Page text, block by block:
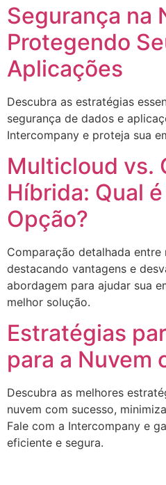
Segurança na
Protegendo
Aplicações
Descubra as estratégias
segurança de dados e
Intercompany e proteja sua
Multicloud vs.
Híbrida: Qual
Opção?
Comparação detalhada
destacando vantagens e
abordagem para ajudar sua
melhor solução.
Estratégias
para a Nuvem
Descubra as melhores
nuvem com sucesso,
Fale com a Intercompany e
eficiente e segura.